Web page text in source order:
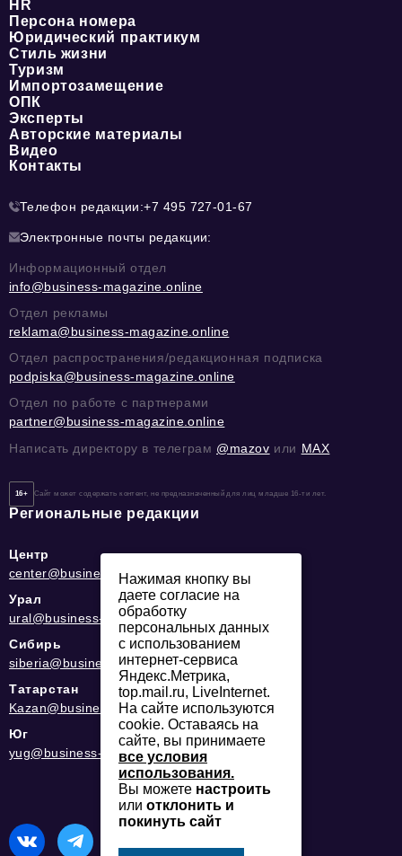
HR
Персона номера
Юридический практикум
Стиль жизни
Туризм
Импортозамещение
ОПК
Эксперты
Авторские материалы
Видео
Контакты
Телефон редакции:+7 495 727-01-67
Электронные почты редакции:
Информационный отдел
info@business-magazine.online
Отдел рекламы
reklama@business-magazine.online
Отдел распространения/редакционная подписка
podpiska@business-magazine.online
Отдел по работе с партнерами
partner@business-magazine.online
Написать директору в телеграм @mazov или MAX
16+ Сайт может содержать контент, не предназначенный для лиц младше 16-ти лет.
Региональные редакции
Центр
center@business-magazine.online
Урал
ural@business-magazine.online
Сибирь
siberia@business-magazine.online
Татарстан
Kazan@business-magazine.online
Юг
yug@business-magazine.online
Нажимая кнопку вы
даете согласие на
обработку
персональных данных
с использованием
интернет-сервиса
Яндекс.Метрика,
top.mail.ru, LiveInternet.
На сайте используются
cookie. Оставаясь на
сайте, вы принимаете
все условия
использования.
Вы можете настроить
или отклонить и
покинуть сайт